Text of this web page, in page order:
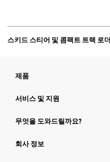
스키드 스티어 및 콤팩트 트랙 로더
제품
서비스 및 지원
무엇을 도와드릴까요?
회사 정보